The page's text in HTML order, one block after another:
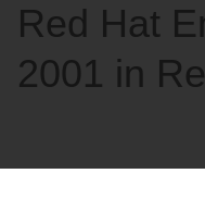
Red Hat
2001 in